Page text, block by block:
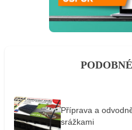
Příprava a
srážkami